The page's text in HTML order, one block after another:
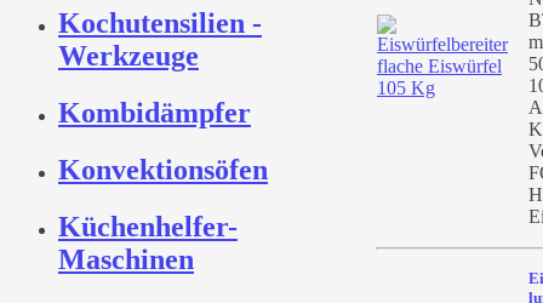
Kochutensilien -
Werkzeuge
Kombidämpfer
Konvektionsöfen
Küchenhelfer-
Maschinen